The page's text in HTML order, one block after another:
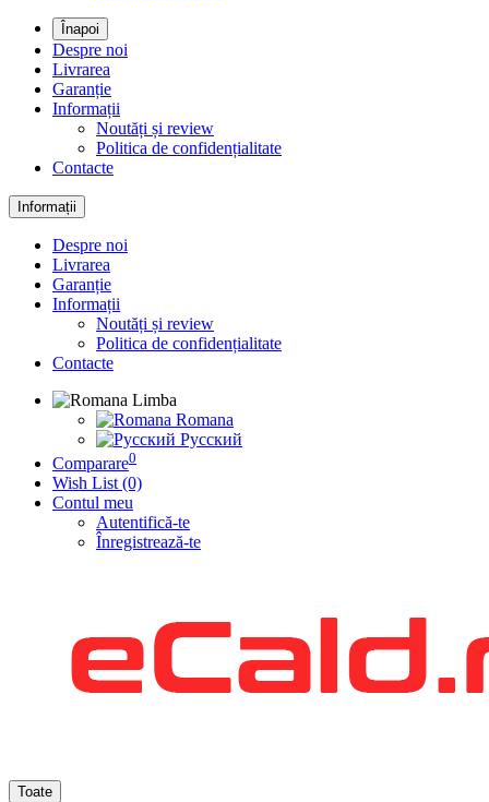
Înapoi
Despre noi
Livrarea
Garanție
Informații
Noutăți și review
Politica de confidențialitate
Contacte
Informații
Despre noi
Livrarea
Garanție
Informații
Noutăți și review
Politica de confidențialitate
Contacte
Limba
Romana
Русский
Comparare0
Wish List (0)
Contul meu
Autentifică-te
Înregistrează-te
Toate